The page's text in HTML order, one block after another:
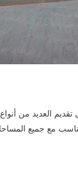
العديد من أنواع
مع جميع